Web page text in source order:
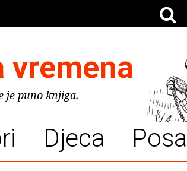
vremena
je puno knjiga.
Djeca